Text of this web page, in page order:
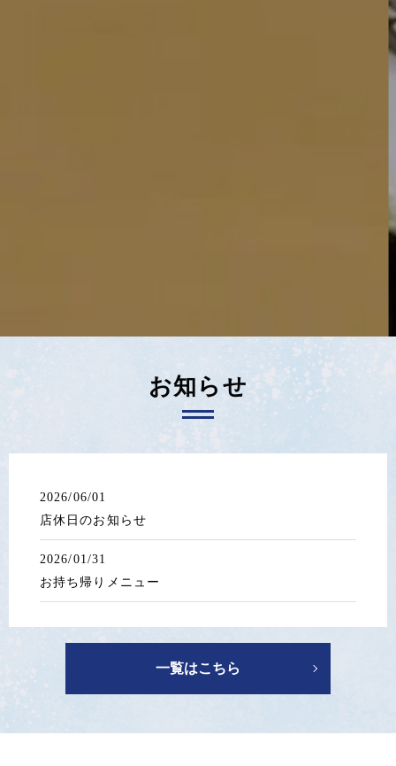
お知らせ
2026/06/01
店休日のお知らせ
2026/01/31
お持ち帰りメニュー
一覧はこちら